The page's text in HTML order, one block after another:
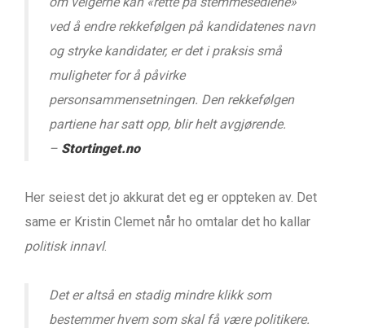
ved å endre rekkefølgen på kandidatenes navn
og stryke kandidater, er det i praksis små
muligheter for å påvirke
personsammensetningen. Den rekkefølgen
partiene har satt opp, blir helt avgjørende.
– Stortinget.no
Her seiest det jo akkurat det eg er oppteken av. Det
same er Kristin Clemet når ho omtalar det ho kallar
politisk innavl.
Det er altså en stadig mindre klikk som
bestemmer hvem som skal få være politikere.